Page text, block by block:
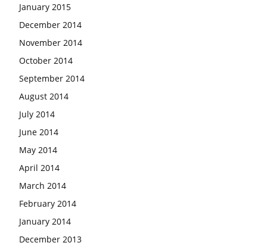
January 2015
December 2014
November 2014
October 2014
September 2014
August 2014
July 2014
June 2014
May 2014
April 2014
March 2014
February 2014
January 2014
December 2013